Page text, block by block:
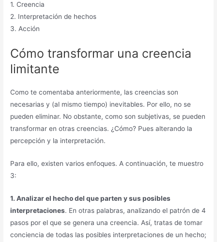
1. Creencia
2. Interpretación de hechos
3. Acción
Cómo transformar una creencia
limitante
Como te comentaba anteriormente, las creencias son
necesarias y (al mismo tiempo) inevitables. Por ello, no se
pueden eliminar. No obstante, como son subjetivas, se pueden
transformar en otras creencias. ¿Cómo? Pues alterando la
percepción y la interpretación.
Para ello, existen varios enfoques. A continuación, te muestro
3:
1. Analizar el hecho del que parten y sus posibles
interpretaciones. En otras palabras, analizando el patrón de 4
pasos por el que se genera una creencia. Así, tratas de tomar
conciencia de todas las posibles interpretaciones de un hecho;